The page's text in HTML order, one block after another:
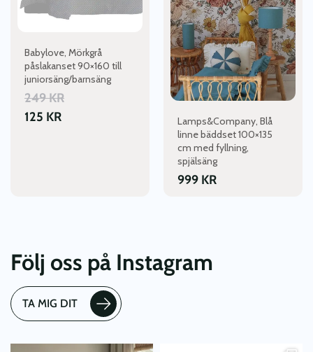
Babylove, Mörkgrå
påslakanset 90×160 till
juniorsäng/barnsäng
249KR
125 KR
Lamps&Company, Blå
linne bäddset 100×135
cm med fyllning,
spjälsäng
999 KR
Följ oss på Instagram
TA MIG DIT